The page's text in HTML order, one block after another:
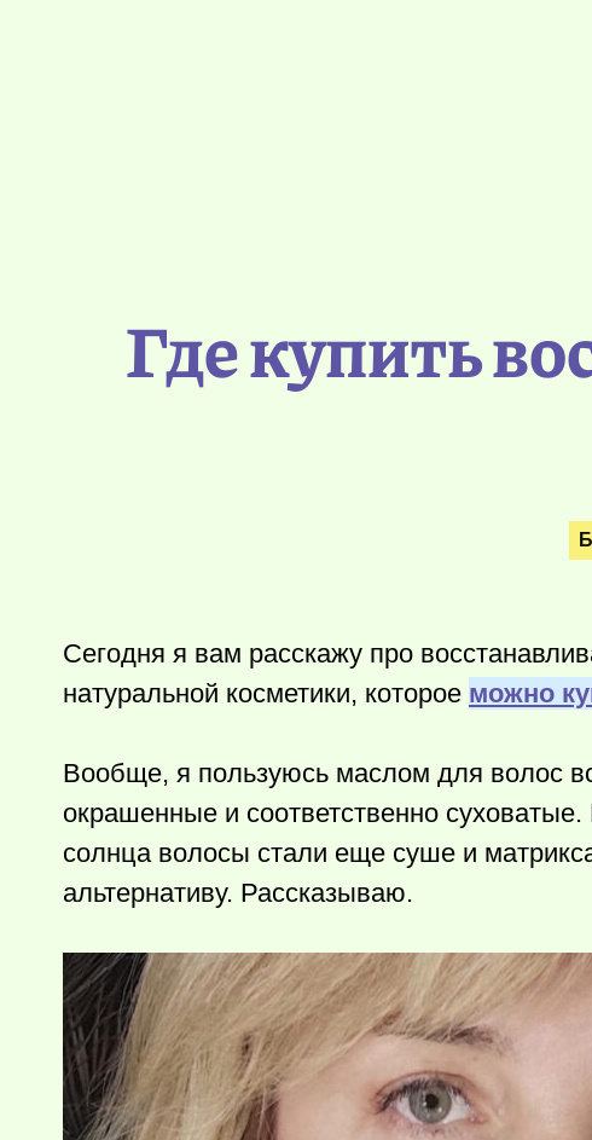
Где купить
Сегодня я вам расскажу про
натуральной косметики, которое можно
Вообще, я пользуюсь маслом для волос
окрашенные и соответственно
солнца волосы стали еще суше и
альтернативу. Рассказываю.